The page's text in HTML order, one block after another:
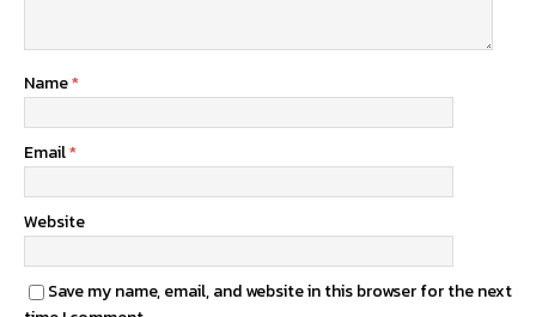
Name*
Email*
Website
Save my name, email, and website in this browser for the next